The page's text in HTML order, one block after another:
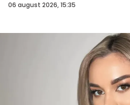
06 august 2026, 15:35